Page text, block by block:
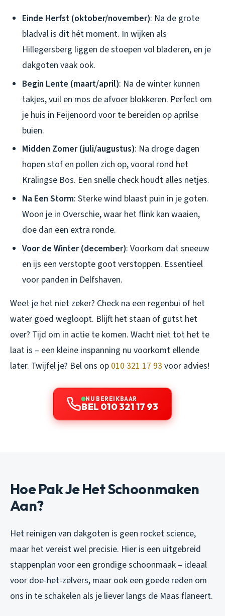
Einde Herfst (oktober/november): Na de grote
bladval is dit hét moment. In wijken als
Hillegersberg liggen de stoepen vol bladeren, en je
dakgoten vaak ook.
Begin Lente (maart/april): Na de winter kunnen
takjes, vuil en mos de afvoer blokkeren. Perfect om
je huis in Feijenoord voor te bereiden op aprilse
buien.
Midden Zomer (juli/augustus): Na droge dagen
hopen stof en pollen zich op, vooral rond het
Kralingse Bos. Een snelle check houdt alles netjes.
Na Een Storm: Sterke wind blaast puin in je goten.
Woon je in Overschie, waar het flink kan waaien,
doe dan een extra ronde.
Voor de Winter (december): Voorkom dat sneeuw
en ijs een verstopte goot verstoppen. Essentieel
voor panden in Delfshaven.
Weet je het niet zeker? Check na een regenbui of het
water goed wegloopt. Blijft het staan of gutst het
over? Tijd om in actie te komen. Wacht niet tot het te
laat is – een kleine inspanning nu voorkomt ellende
later. Twijfel je? Bel ons op 010 321 17 93 voor advies!
NU BEREIKBAAR
BEL 010 321 17 93
Hoe Pak Je Het Schoonmaken
Aan?
Het reinigen van dakgoten is geen rocket science,
maar het vereist wel precisie. Hier is een uitgebreid
stappenplan voor een grondige schoonmaak – ideaal
voor doe-het-zelvers, maar ook een goede reden om
ons in te schakelen als je liever langs de Maas flaneert.